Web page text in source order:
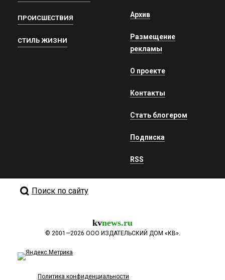
ПРОИСШЕСТВИЯ
СТИЛЬ ЖИЗНИ
Архив
Размещение
рекламы
О проекте
Контакты
Стать блогером
Подписка
RSS
Поиск по сайту
kvnews.ru
© 2001—2026 ООО ИЗДАТЕЛЬСКИЙ ДОМ «КВ».
Политика конфиденциальности